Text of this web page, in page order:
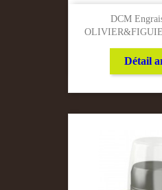
DCM
Détail